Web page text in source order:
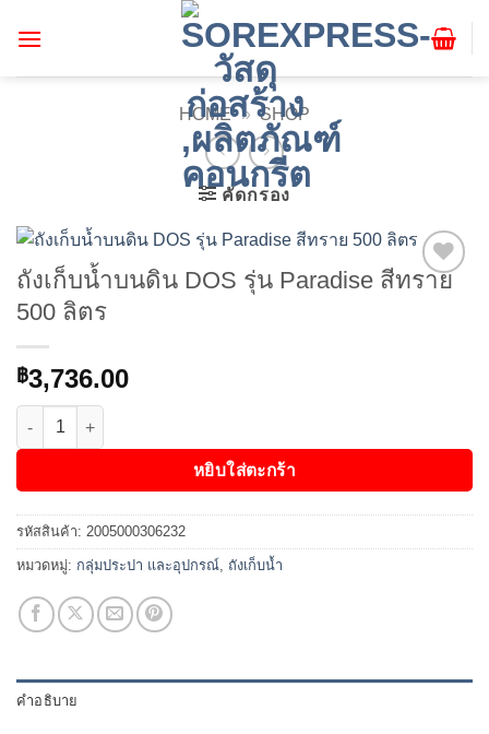
HOME » SHOP
คัดกรอง
Add to
ถังเก็บน้ำบนดิน DOS รุ่น Paradise สีทราย
500 ลิตร
฿3,736.00
จำนวน ถังเก็บน้ำบนดิน DOS รุ่น Paradise สีทราย 500 ลิตร ชิ้น
หยิบใส่ตะกร้า
รหัสสินค้า: 2005000306232
หมวดหมู่: กลุ่มประปา และอุปกรณ์, ถังเก็บน้ำ
คำอธิบาย